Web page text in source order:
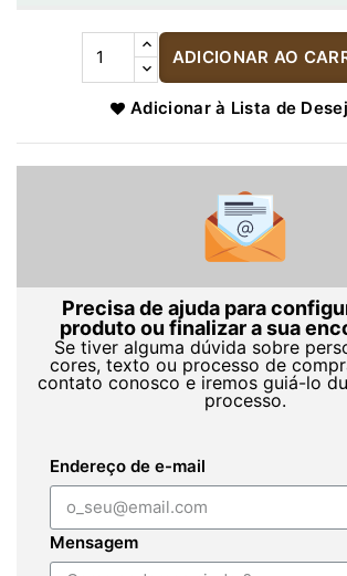
ADICIONAR AO
Adicionar à Lista de
Precisa de ajuda para
produto ou finalizar a sua
Se tiver alguma dúvida sobre
cores, texto ou processo de
contato conosco e iremos guiá-lo
processo.
Endereço de e-mail
Mensagem